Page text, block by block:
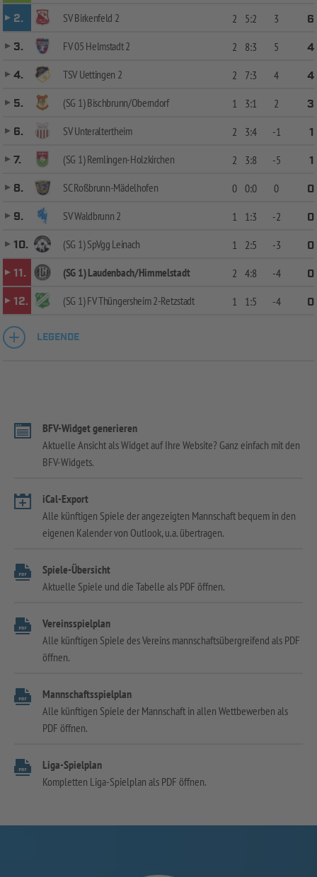
2.
SV Birkenfeld 2 2 5:2 3
6
3.
FV 05 Helmstadt 2 2 8:3 5
4
4.
TSV Uettingen 2 2 7:3 4
4
5.
(SG 1) Bischbrunn/Oberndorf 1 3:1 2
3
6.
SV Unteraltertheim 2 3:4 -1
1
7.
(SG 1) Remlingen-Holzkirchen 2 3:8 -5
1
8.
SC Roßbrunn-Mädelhofen 0 0:0 0
0
9.
SV Waldbrunn 2 1 1:3 -2
0
10.
(SG 1) SpVgg Leinach 1 2:5 -3
0
11.
(SG 1) Laudenbach/Himmelstadt 2 4:8 -4
0
12.
(SG 1) FV Thüngersheim 2-Retzstadt 1 1:5 -4 0
LEGENDE
BFV-Widget generieren
Aktuelle Ansicht als Widget auf Ihre Website? Ganz einfach mit den
BFV-Widgets.
iCal-Export
Alle künftigen Spiele der angezeigten Mannschaft bequem in den
eigenen Kalender von Outlook, u.a. übertragen.
Spiele-Übersicht
Aktuelle Spiele und die Tabelle als PDF öffnen.
Vereinsspielplan
Alle künftigen Spiele des Vereins mannschaftsübergreifend als PDF
öffnen.
Mannschaftsspielplan
Alle künftigen Spiele der Mannschaft in allen Wettbewerben als
PDF öffnen.
Liga-Spielplan
Kompletten Liga-Spielplan als PDF öffnen.